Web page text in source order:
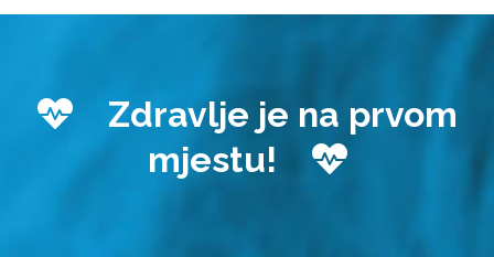
Zdravlje je na prvom
mjestu!